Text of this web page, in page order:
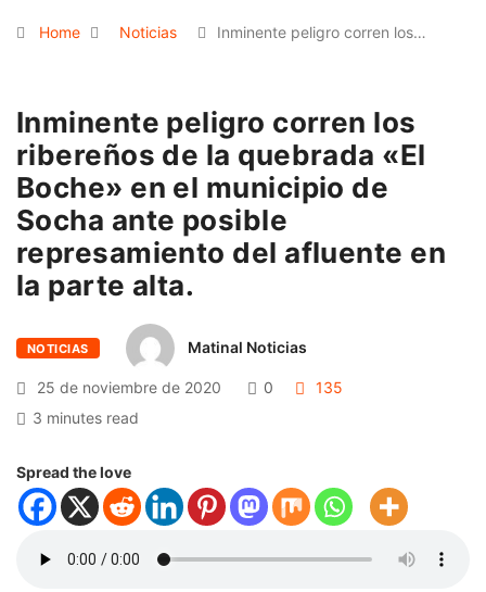
Home Noticias Inminente peligro corren los…
Inminente peligro corren los
ribereños de la quebrada «El
Boche» en el municipio de
Socha ante posible
represamiento del afluente en
la parte alta.
NOTICIAS Matinal Noticias
25 de noviembre de 2020 0
135
3 minutes read
Spread the love